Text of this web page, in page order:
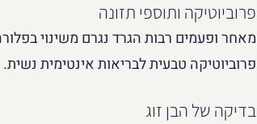
פרוביוטיקה ותוספי תזונה
מאחר ופעמים רבות הגרד נגרם משינוי
פרוביוטיקה טבעית לבריאות אינטימית נשית.
בדיקה של הבן זוג